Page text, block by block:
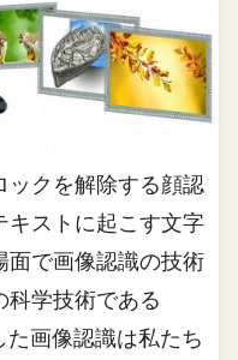
ックを解除する顔認
キストに起こす文字
面で画像認識の技術
科学技術である
画像認識は私たち